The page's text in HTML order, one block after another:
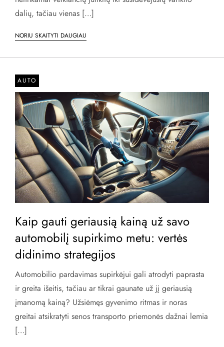
dalių, tačiau vienas […]
NORIU SKAITYTI DAUGIAU
AUTO
Kaip gauti geriausią kainą už savo
automobilį supirkimo metu: vertės
didinimo strategijos
Automobilio pardavimas supirkėjui gali atrodyti paprasta
ir greita išeitis, tačiau ar tikrai gaunate už jį geriausią
įmanomą kainą? Užsiėmęs gyvenimo ritmas ir noras
greitai atsikratyti senos transporto priemonės dažnai lemia
[…]